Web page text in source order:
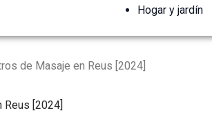
Hogar y jardín
de Masaje en Reus [2024]